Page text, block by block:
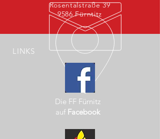
Rosentalstraße 39
9586 Fürntitz
LINKS
Die FF Fürnitz
auf Facebook